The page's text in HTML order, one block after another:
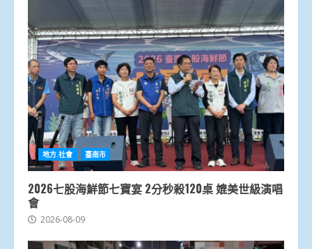
地方.社會 臺南市
2026七股海鮮節七寶宴 2分秒殺120桌 媲美世級演唱
會
2026-08-09